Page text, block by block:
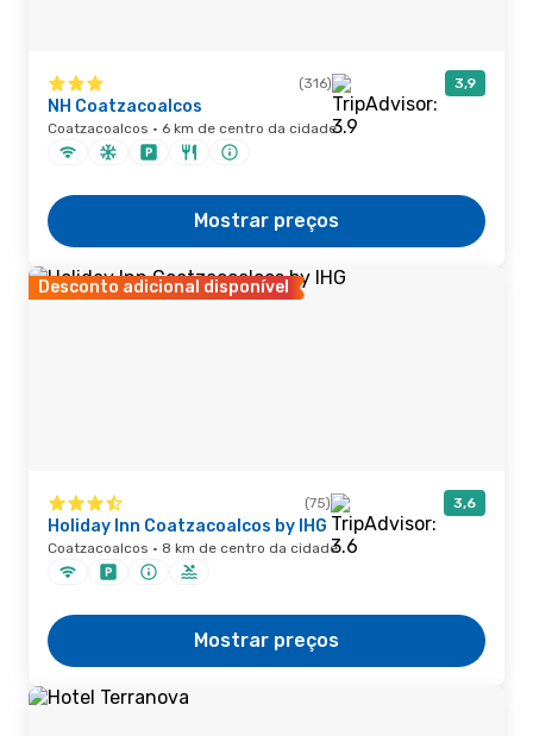
(316) 3,9
NH Coatzacoalcos
Coatzacoalcos · 6 km de centro da cidade
Mostrar preços
Desconto adicional disponível
(75) 3,6
Holiday Inn Coatzacoalcos by IHG
Coatzacoalcos · 8 km de centro da cidade
Mostrar preços